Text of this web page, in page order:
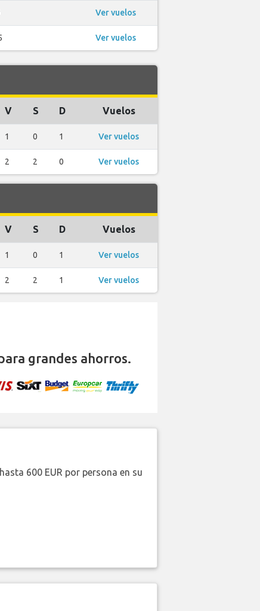
Ver vuelos
Ver vuelos
V S D Vuelos
1 0 1 Ver vuelos
2 2 0 Ver vuelos
V S D Vuelos
1 0 1 Ver vuelos
2 2 1 Ver vuelos
grandes ahorros.
600 EUR por persona en su